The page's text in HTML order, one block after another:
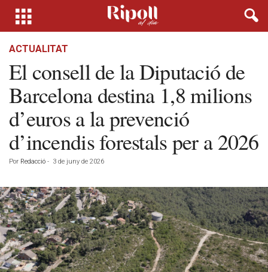
ACTUALITAT
El consell de la Diputació de
Barcelona destina 1,8 milions
d’euros a la prevenció
d’incendis forestals per a 2026
Por Redacció - 3 de juny de 2026